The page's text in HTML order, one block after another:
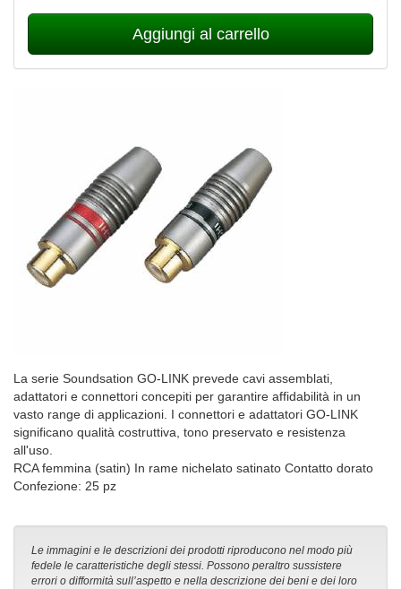
Aggiungi al carrello
La serie Soundsation GO-LINK prevede cavi assemblati,
adattatori e connettori concepiti per garantire affidabilità in un
vasto range di applicazioni. I connettori e adattatori GO-LINK
significano qualità costruttiva, tono preservato e resistenza
all'uso.
RCA femmina (satin) In rame nichelato satinato Contatto dorato
Confezione: 25 pz
Le immagini e le descrizioni dei prodotti riproducono nel modo più
fedele le caratteristiche degli stessi. Possono peraltro sussistere
errori o difformità sull’aspetto e nella descrizione dei beni e dei loro